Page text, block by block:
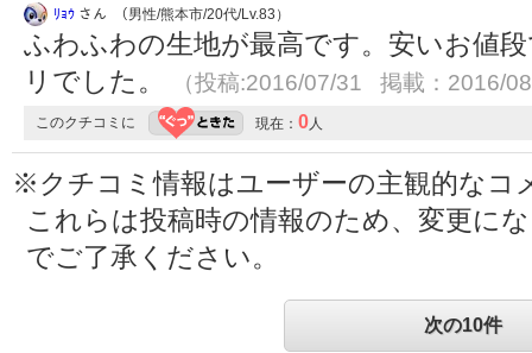
ﾘｮｳ さん （男性/熊本市/20代/Lv.83）
ふわふわの生地が最高です。安いお値
リでした。
（投稿:2016/07/31 掲載：2016/
このクチコミに 現在： 0人
※クチコミ情報はユーザーの主観的なコ
これらは投稿時の情報のため、変更に
でご了承ください。
次の10件